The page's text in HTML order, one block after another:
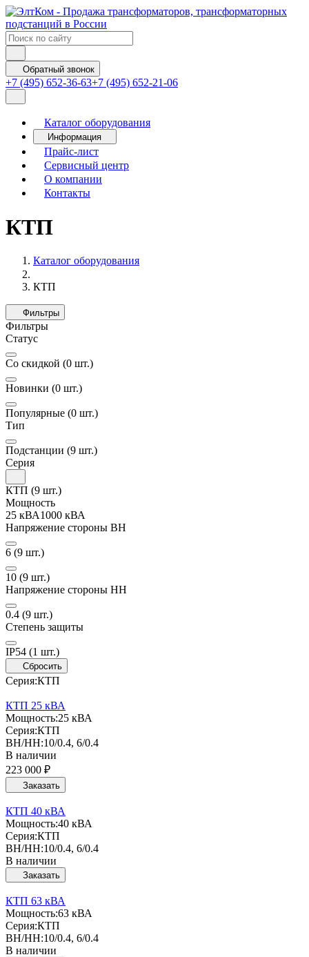
Обратный звонок
+7 (495) 652-36-63+7 (495) 652-21-06
Каталог оборудования
Информация
Прайс-лист
Сервисный центр
О компании
Контакты
КТП
Каталог оборудования
КТП
Фильтры
Фильтры
Статус
Со скидкой (0 шт.)
Новинки (0 шт.)
Популярные (0 шт.)
Тип
Подстанции (9 шт.)
Серия
КТП (9 шт.)
Мощность
25 кВА1000 кВА
Напряжение стороны ВН
6 (9 шт.)
10 (9 шт.)
Напряжение стороны НН
0.4 (9 шт.)
Степень защиты
IP54 (1 шт.)
Сбросить
Серия:КТП
КТП 25 кВА
Мощность:25 кВА
Серия:КТП
ВН/НН:10/0.4, 6/0.4
В наличии
223 000 ₽
Заказать
КТП 40 кВА
Мощность:40 кВА
Серия:КТП
ВН/НН:10/0.4, 6/0.4
В наличии
Заказать
КТП 63 кВА
Мощность:63 кВА
Серия:КТП
ВН/НН:10/0.4, 6/0.4
В наличии